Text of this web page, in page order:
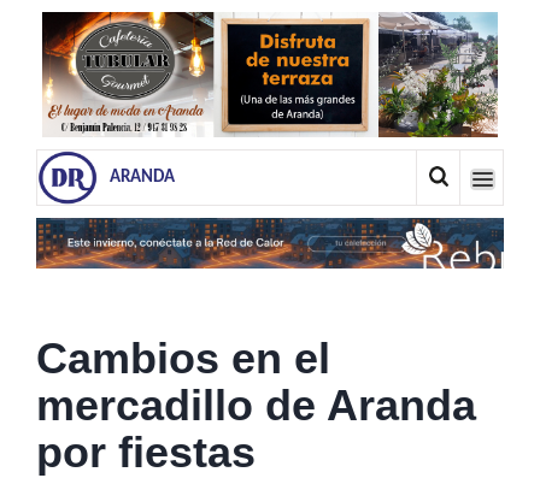
ARANDA
Cambios en el
mercadillo de Aranda
por fiestas